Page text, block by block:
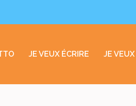
JE VEUX ÉCRIRE JE